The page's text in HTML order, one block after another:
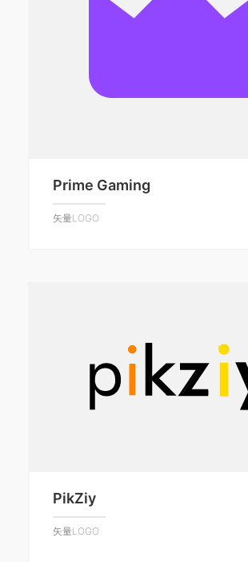
Prime Gaming
矢量LOGO
PikZiy
矢量LOGO